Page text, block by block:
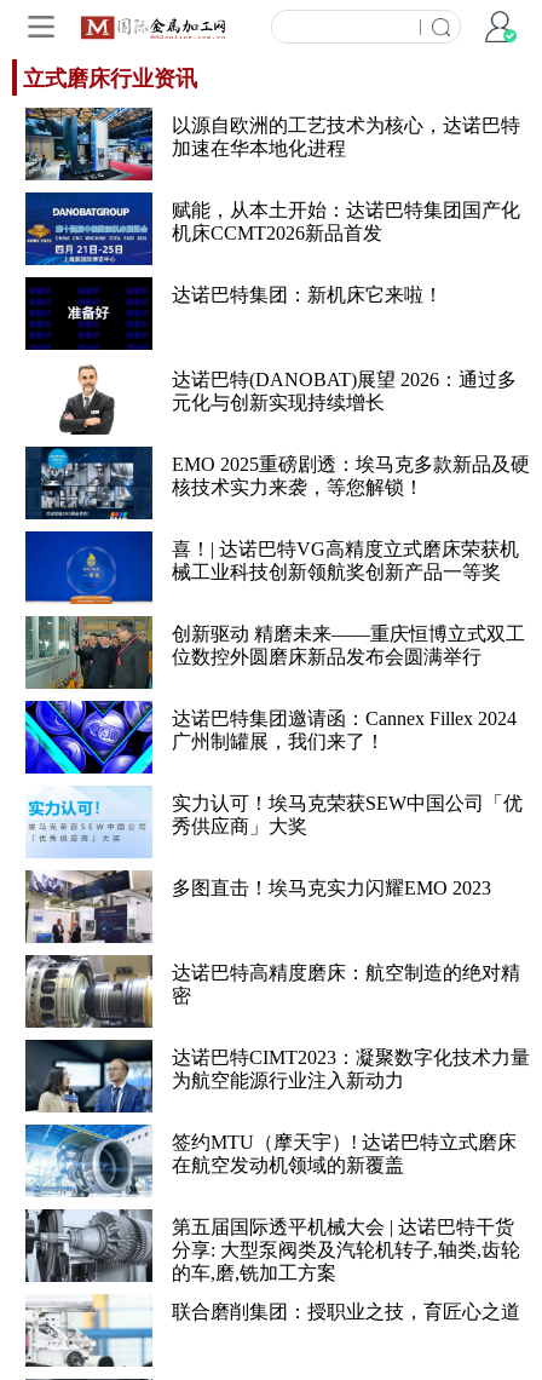
立式磨床行业资讯
以源自欧洲的工艺技术为核心，达诺巴特
加速在华本地化进程
赋能，从本土开始：达诺巴特集团国产化
机床CCMT2026新品首发
达诺巴特集团：新机床它来啦！
达诺巴特(DANOBAT)展望 2026：通过多
元化与创新实现持续增长
EMO 2025重磅剧透：埃马克多款新品及硬
核技术实力来袭，等您解锁！
喜！| 达诺巴特VG高精度立式磨床荣获机
械工业科技创新领航奖创新产品一等奖
创新驱动 精磨未来——重庆恒博立式双工
位数控外圆磨床新品发布会圆满举行
达诺巴特集团邀请函：Cannex Fillex 2024
广州制罐展，我们来了！
实力认可！埃马克荣获SEW中国公司「优
秀供应商」大奖
多图直击！埃马克实力闪耀EMO 2023
达诺巴特高精度磨床：航空制造的绝对精
密
达诺巴特CIMT2023：凝聚数字化技术力量
为航空能源行业注入新动力
签约MTU（摩天宇）! 达诺巴特立式磨床
在航空发动机领域的新覆盖
第五届国际透平机械大会 | 达诺巴特干货
分享: 大型泵阀类及汽轮机转子,轴类,齿轮
的车,磨,铣加工方案
联合磨削集团：授职业之技，育匠心之道